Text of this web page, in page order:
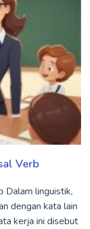
Verb
Dalam linguistik,
dengan kata lain
kerja ini disebut